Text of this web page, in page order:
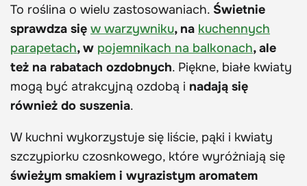
To roślina o wielu zastosowaniach. Świetnie
sprawdza się w warzywniku, na kuchennych
parapetach, w pojemnikach na balkonach, ale
też na rabatach ozdobnych. Piękne, białe kwiaty
mogą być atrakcyjną ozdobą i nadają się
również do suszenia.
W kuchni wykorzystuje się liście, pąki i kwiaty
szczypiorku czosnkowego, które wyróżniają się
świeżym smakiem i wyrazistym aromatem